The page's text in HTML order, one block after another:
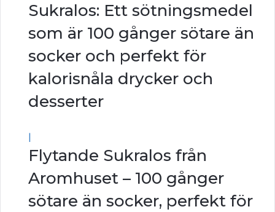
Sukralos: Ett sötningsmedel
som är 100 gånger sötare än
socker och perfekt för
kalorisnåla drycker och
desserter
|
Flytande Sukralos från
Aromhuset – 100 gånger
sötare än socker, perfekt för